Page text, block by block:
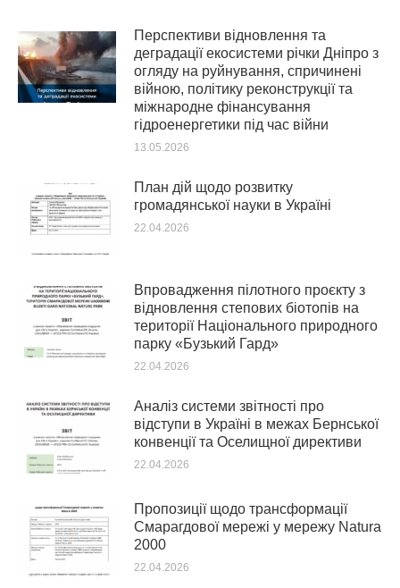
Перспективи відновлення та
деградації екосистеми річки Дніпро з
огляду на руйнування, спричинені
війною, політику реконструкції та
міжнародне фінансування
гідроенергетики під час війни
13.05.2026
План дій щодо розвитку
громадянської науки в Україні
22.04.2026
Впровадження пілотного проєкту з
відновлення степових біотопів на
території Національного природного
парку «Бузький Гард»
22.04.2026
Аналіз системи звітності про
відступи в Україні в межах Бернської
конвенції та Оселищної директиви
22.04.2026
Пропозиції щодо трансформації
Смарагдової мережі у мережу Natura
2000
22.04.2026